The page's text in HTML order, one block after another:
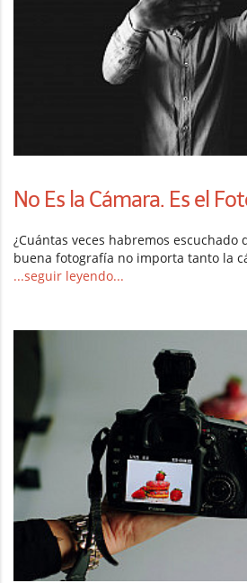
No Es la Cámara. Es el
¿Cuántas veces habremos escuchado
buena fotografía no importa tanto la
...seguir leyendo...